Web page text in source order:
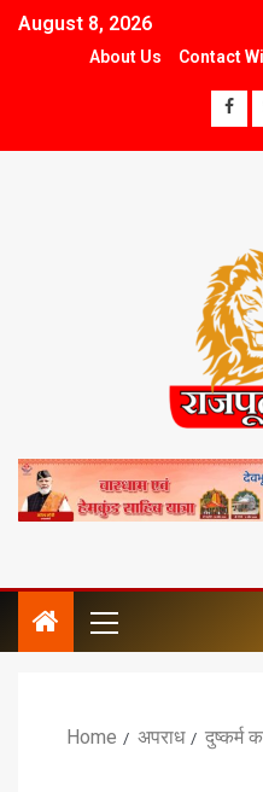
August 8, 2026
About Us Contact
Home अपराध दुष्कर्म